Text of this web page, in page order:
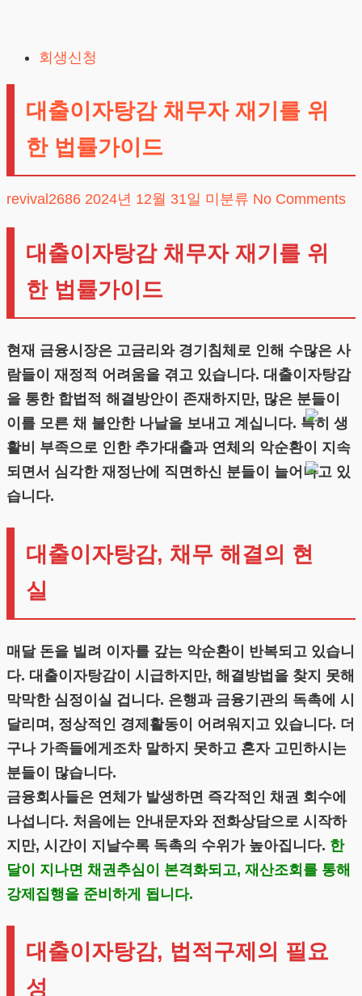
content
회생신청
대출이자탕감 채무자 재기를 위
한 법률가이드
revival2686 2024년 12월 31일 미분류 No Comments
대출이자탕감 채무자 재기를 위
한 법률가이드
현재 금융시장은 고금리와 경기침체로 인해 수많은 사
람들이 재정적 어려움을 겪고 있습니다. 대출이자탕감
을 통한 합법적 해결방안이 존재하지만, 많은 분들이
이를 모른 채 불안한 나날을 보내고 계십니다. 특히 생
활비 부족으로 인한 추가대출과 연체의 악순환이 지속
되면서 심각한 재정난에 직면하신 분들이 늘어나고 있
습니다.
대출이자탕감, 채무 해결의 현
실
매달 돈을 빌려 이자를 갚는 악순환이 반복되고 있습니
다. 대출이자탕감이 시급하지만, 해결방법을 찾지 못해
막막한 심정이실 겁니다. 은행과 금융기관의 독촉에 시
달리며, 정상적인 경제활동이 어려워지고 있습니다. 더
구나 가족들에게조차 말하지 못하고 혼자 고민하시는
분들이 많습니다.
금융회사들은 연체가 발생하면 즉각적인 채권 회수에
나섭니다. 처음에는 안내문자와 전화상담으로 시작하
지만, 시간이 지날수록 독촉의 수위가 높아집니다. 한
달이 지나면 채권추심이 본격화되고, 재산조회를 통해
강제집행을 준비하게 됩니다.
대출이자탕감, 법적구제의 필요
성